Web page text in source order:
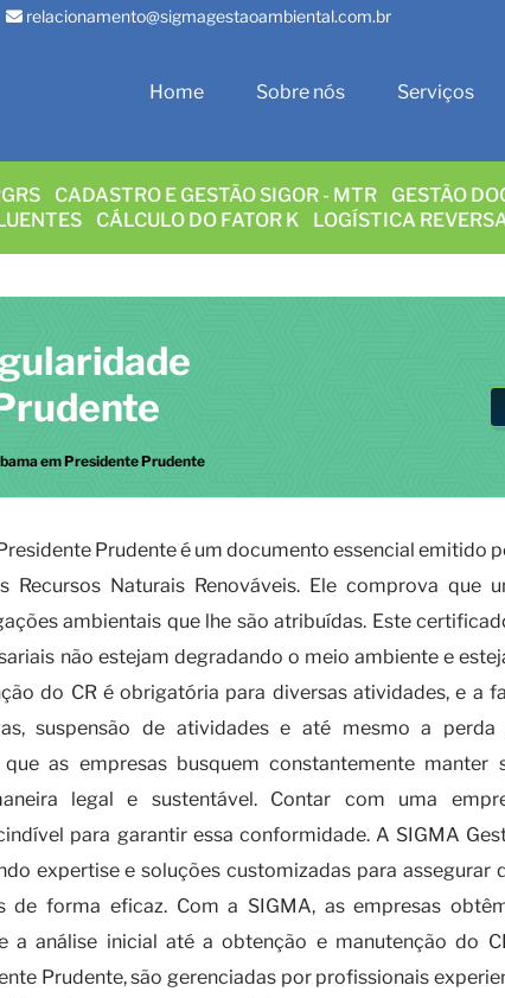
relacionamento@sigmagestaoambiental.com.br
Home Sobre nós Serviços
CADASTRO E GESTÃO SIGOR - MTR GESTÃO
CÁLCULO DO FATOR K LOGÍSTICA
em Presidente Prudente
Prudente é um documento essencial emitido
Naturais Renováveis. Ele comprova que
ambientais que lhe são atribuídas. Este
não estejam degradando o meio ambiente e
do CR é obrigatória para diversas atividades, e a
suspensão de atividades e até mesmo a perda
as empresas busquem constantemente manter
legal e sustentável. Contar com uma
para garantir essa conformidade. A SIGMA
expertise e soluções customizadas para assegurar
de forma eficaz. Com a SIGMA, as empresas
a análise inicial até a obtenção e manutenção do
Prudente, são gerenciadas por profissionais